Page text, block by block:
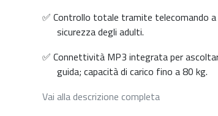
✅ Controllo totale tramite telecomando
sicurezza degli adulti.
✅ Connettività MP3 integrata per
guida; capacità di carico fino a 80 kg.
Vai alla descrizione completa